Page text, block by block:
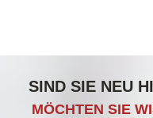
SIND SIE NEU
MÖCHTEN SIE